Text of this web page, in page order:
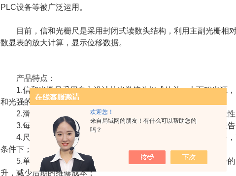
欢迎您！
来自局域网的朋友！有什么可以帮助您的
吗？
PLC设备等被广泛运用。
目前，信和光栅尺是采用封闭式读数头结构，利用主副光栅相
数显表的放大计算，显示位移数据。
产品特点：
1.信和光栅尺采用自主设计的光学镜头组成的单一大面积光源，
和光强的均匀性，从而确保高分辨力状态的稳定性；
2.滑动采用高质量进口五只轴承，能保证长时间工作重复定位性
3.每根光栅尺都经过严格的检验、测试，并可提供精度检测报告
4.尺身采用铝合金型材经阳极处理，尺头采用合金压铸镀硬铬，
条件下；
5.单一大面积光源克服了传统采用四对管LED光源老化不同步的
升，减少后期的维修成本；